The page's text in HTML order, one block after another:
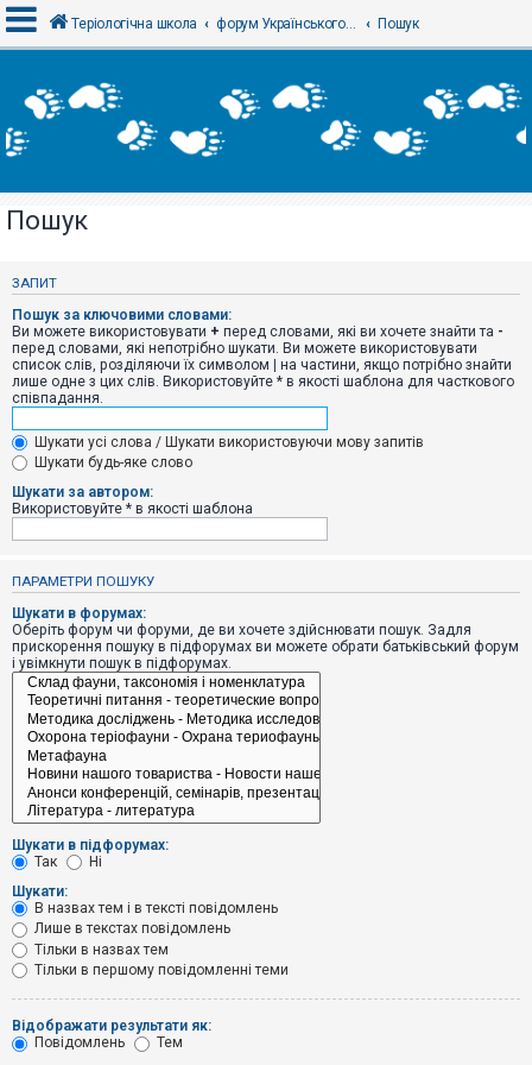
х
і
Р
с
р
а
ц
і
я
Т
е
м
и
б
і
п
о
в
і
д
в
н
т
е
м
и
о
ш
Теріологічна школа форум Українського теріологічного товариства Пошук
Пошук
ЗАПИТ
Пошук за ключовими словами:
Ви можете використовувати + перед словами, які ви хочете знайти та -
перед словами, які непотрібно шукати. Ви можете використовувати
список слів, розділяючи їх символом | на частини, якщо потрібно знайти
лише одне з цих слів. Використовуйте * в якості шаблона для часткового
співпадання.
Шукати усі слова / Шукати використовуючи мову запитів
Шукати будь-яке слово
Шукати за автором:
Використовуйте * в якості шаблона
ПАРАМЕТРИ ПОШУКУ
Шукати в форумах:
Оберіть форум чи форуми, де ви хочете здійснювати пошук. Задля
прискорення пошуку в підфорумах ви можете обрати батьківський форум
і увімкнути пошук в підфорумах.
Шукати в підфорумах:
Так
Ні
Шукати:
В назвах тем і в тексті повідомлень
Лише в текстах повідомлень
Тільки в назвах тем
Тільки в першому повідомленні теми
Відображати результати як:
Повідомлень
Тем